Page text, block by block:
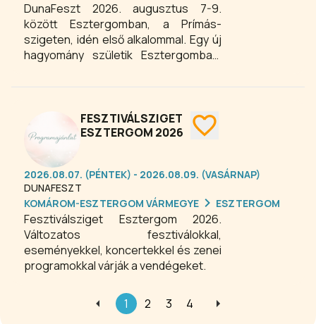
DunaFeszt 2026. augusztus 7-9.
között Esztergomban, a Prímás-
szigeten, idén első alkalommal. Egy új
hagyomány születik Esztergomban.
FESZTIVÁLSZIGET
ESZTERGOM 2026
2026.08.07. (PÉNTEK) - 2026.08.09. (VASÁRNAP)
DUNAFESZT
KOMÁROM-ESZTERGOM VÁRMEGYE
ESZTERGOM
Fesztiválsziget Esztergom 2026.
Változatos fesztiválokkal,
eseményekkel, koncertekkel és zenei
programokkal várják a vendégeket.
1 2 3 4